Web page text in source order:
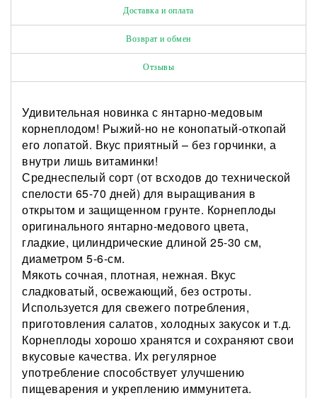
Доставка и оплата
Возврат и обмен
Отзывы
Удивительная новинка с янтарно-медовым
корнеплодом! Рыжий-но не конопатый-откопай
его лопатой. Вкус приятный – без горчинки, а
внутри лишь витаминки!
Среднеспелый сорт (от всходов до технической
спелости 65-70 дней) для выращивания в
открытом и защищенном грунте. Корнеплоды
оригинального янтарно-медового цвета,
гладкие, цилиндрические длиной 25-30 см,
диаметром 5-6-см.
Мякоть сочная, плотная, нежная. Вкус
сладковатый, освежающий, без остроты.
Используется для свежего потребления,
приготовления салатов, холодных закусок и т.д.
Корнеплоды хорошо хранятся и сохраняют свои
вкусовые качества. Их регулярное
употребление способствует улучшению
пищеварения и укреплению иммунитета.